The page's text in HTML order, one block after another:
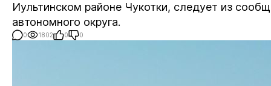
Иультинском районе Чукотки, следует из
автономного округа.
0 1802 0 0